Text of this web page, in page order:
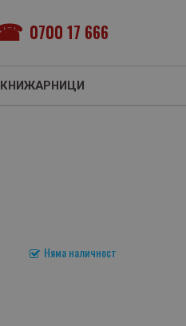
0700 17 666
КНИЖАРНИЦИ
Няма наличност